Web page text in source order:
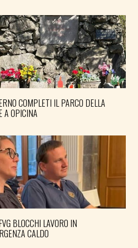
COMPLETI IL PARCO DELLA
A OPICINA
BLOCCHI LAVORO IN
CALDO